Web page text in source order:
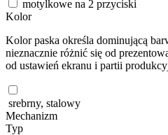
motylkowe na 2 przyciski
Kolor
Kolor paska określa dominującą
nieznacznie różnić się od
od ustawień ekranu i partii
srebrny, stalowy
Mechanizm
Typ